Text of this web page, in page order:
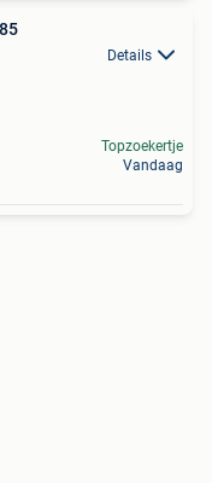
Details
Topzoekertje
Vandaag